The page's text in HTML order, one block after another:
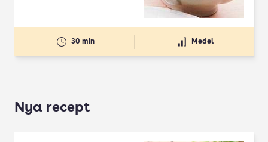
30 min Medel
Nya recept